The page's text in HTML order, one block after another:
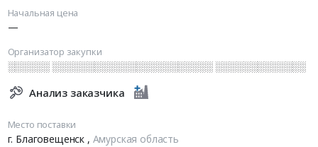
Начальная цена
—
Организатор закупки
░░░░░░ ░░░░░░░░░░░░░░░░░░░░░░░ ░░░░░░░░░░░░░
Анализ заказчика
Место поставки
г. Благовещенск , Амурская область